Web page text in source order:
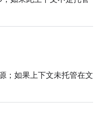
；如果上下文未托管在文